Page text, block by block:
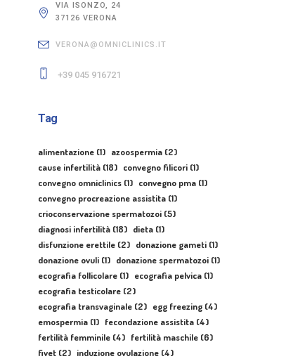
VIA ISONZO, 24
37126 VERONA
VERONA@OMNICLINICS.IT
+39 045 916721
Tag
alimentazione (1) azoospermia (2)
cause infertilità (18) convegno filicori (1)
convegno omniclinics (1) convegno pma (1)
convegno procreazione assistita (1)
crioconservazione spermatozoi (5)
diagnosi infertilità (18) dieta (1)
disfunzione erettile (2) donazione gameti (1)
donazione ovuli (1) donazione spermatozoi (1)
ecografia follicolare (1) ecografia pelvica (1)
ecografia testicolare (2)
ecografia transvaginale (2) egg freezing (4)
emospermia (1) fecondazione assistita (4)
fertilità femminile (4) fertilità maschile (6)
fivet (2) induzione ovulazione (4)